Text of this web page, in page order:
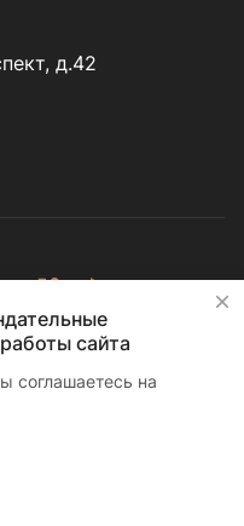
д.42
сайта
соглашаетесь на